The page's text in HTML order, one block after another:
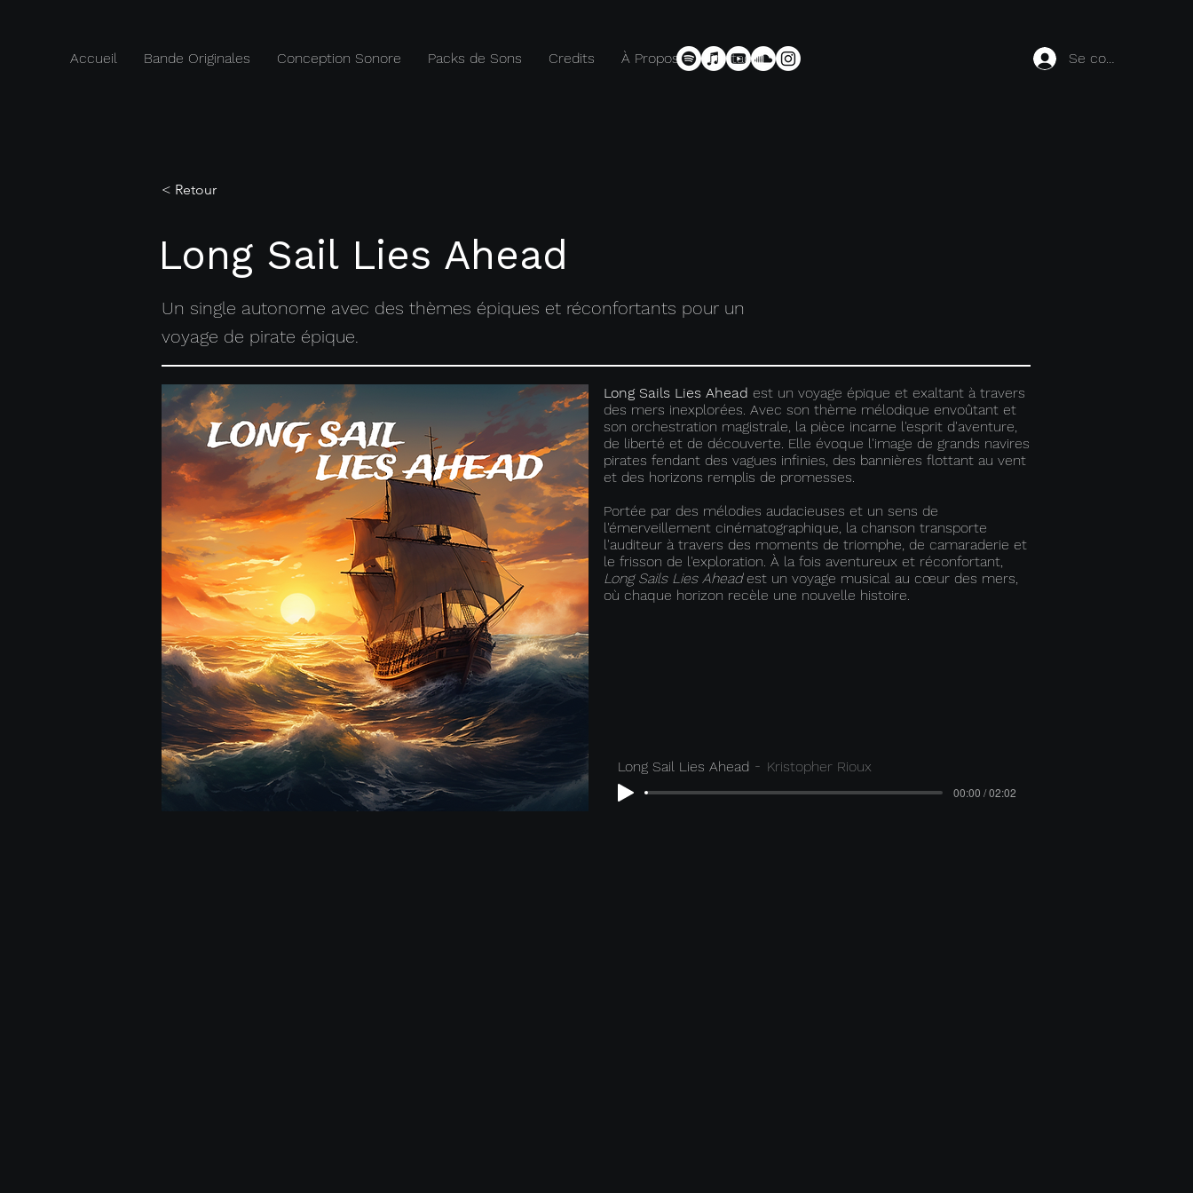
Accueil Bande Originales Conception Sonore Packs de Sons Credits À Propos Contact Se connecter
< Retour
Long Sail Lies Ahead
Un single autonome avec des thèmes épiques et réconfortants pour un
voyage de pirate épique.
Long Sails Lies Ahead est un voyage épique et exaltant à travers
des mers inexplorées. Avec son thème mélodique envoûtant et
son orchestration magistrale, la pièce incarne l'esprit d'aventure,
de liberté et de découverte. Elle évoque l'image de grands navires
pirates fendant des vagues infinies, des bannières flottant au vent
et des horizons remplis de promesses.
Portée par des mélodies audacieuses et un sens de
l'émerveillement cinématographique, la chanson transporte
l'auditeur à travers des moments de triomphe, de camaraderie et
le frisson de l'exploration. À la fois aventureux et réconfortant,
Long Sails Lies Aheadest un voyage musical au cœur des mers,
où chaque horizon recèle une nouvelle histoire.
Long Sail Lies Ahead Kristopher Rioux
00:00 / 02:02